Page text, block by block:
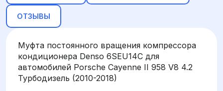
ОТЗЫВЫ
Муфта постоянного вращения компрессора
кондиционера Denso 6SEU14C для
автомобилей Porsche Cayenne II 958 V8 4.2
Турбодизель (2010-2018)